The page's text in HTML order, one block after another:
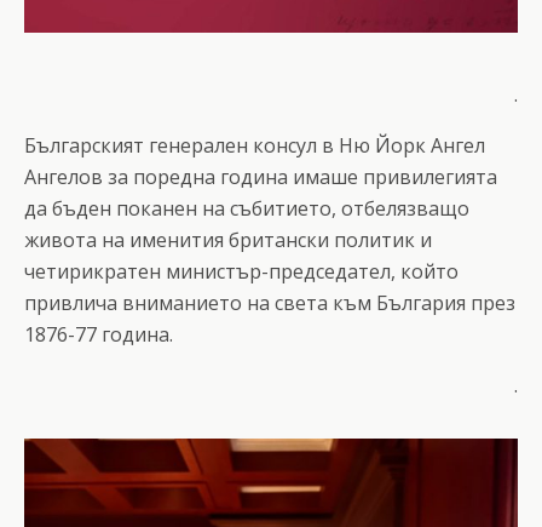
.
Българският генерален консул в Ню Йорк Ангел
Ангелов за поредна година имаше привилегията
да бъден поканен на събитието, отбелязващо
живота на именития британски политик и
четирикратен министър-председател, който
привлича вниманието на света към България през
1876-77 година.
.